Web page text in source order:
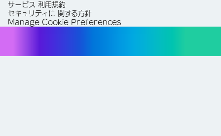
サービス 利用規約
セキュリティに 関する方針
Manage Cookie Preferences